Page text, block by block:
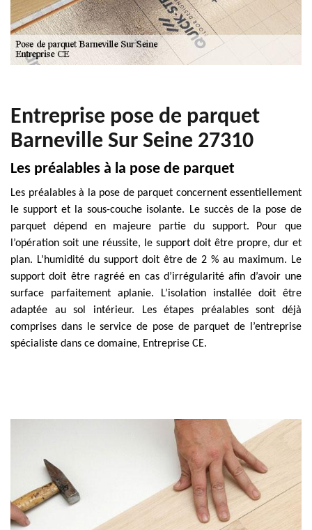
Entreprise pose de parquet
Barneville Sur Seine 27310
Les préalables à la pose de parquet
Les préalables à la pose de parquet concernent essentiellement
le support et la sous-couche isolante. Le succès de la pose de
parquet dépend en majeure partie du support. Pour que
l’opération soit une réussite, le support doit être propre, dur et
plan. L’humidité du support doit être de 2 % au maximum. Le
support doit être ragréé en cas d’irrégularité afin d’avoir une
surface parfaitement aplanie. L’isolation installée doit être
adaptée au sol intérieur. Les étapes préalables sont déjà
comprises dans le service de pose de parquet de l’entreprise
spécialiste dans ce domaine, Entreprise CE.